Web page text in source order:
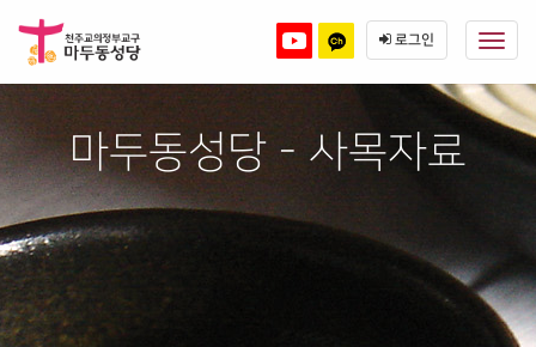
로
하
기
로그인
마두동성당 - 사목자료